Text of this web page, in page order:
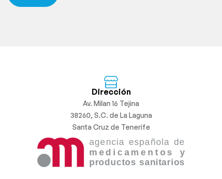
Dirección
Av. Milan 16 Tejina
38260, S.C. de La Laguna
Santa Cruz de Tenerife